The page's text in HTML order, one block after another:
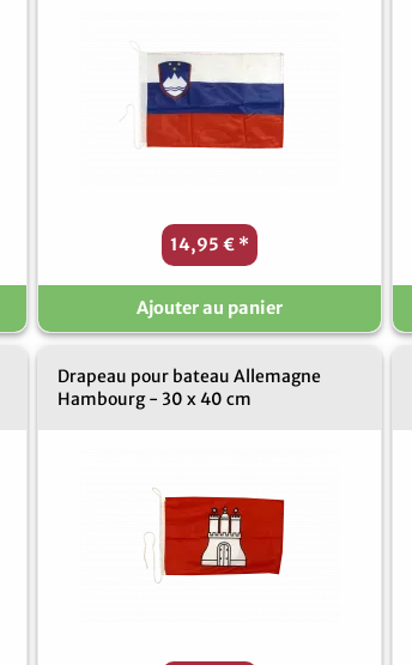
14,95 € *
Ajouter au panier
Drapeau pour bateau Allemagne
Hambourg - 30 x 40 cm